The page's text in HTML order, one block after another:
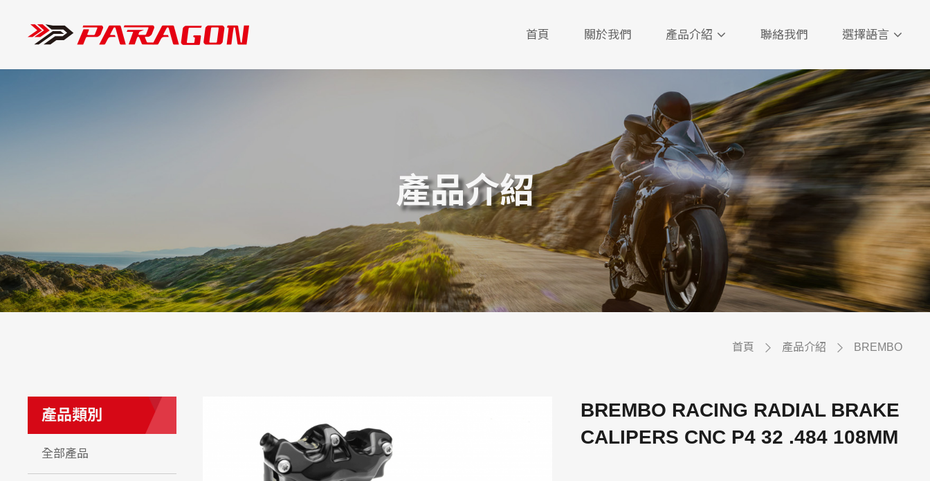
首頁 關於我們 產品介紹 聯絡我們 選擇語言
產品介紹
首頁 產品介紹 BREMBO
產品類別
全部產品
BREMBO RACING RADIAL BRAKE
CALIPERS CNC P4 32 .484 108MM